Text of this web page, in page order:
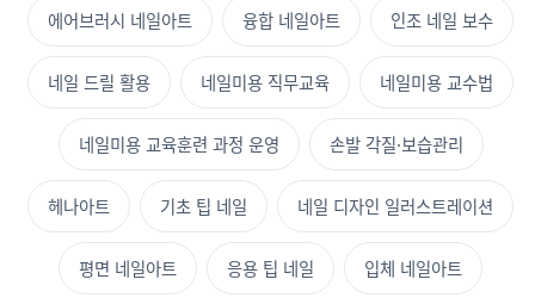
에어브러시 네일아트 융합 네일아트 인조 네일 보수
네일 드릴 활용 네일미용 직무교육 네일미용 교수법
네일미용 교육훈련 과정 운영 손발 각질·보습관리
헤나아트 기초 팁 네일 네일 디자인 일러스트레이션
평면 네일아트 응용 팁 네일 입체 네일아트